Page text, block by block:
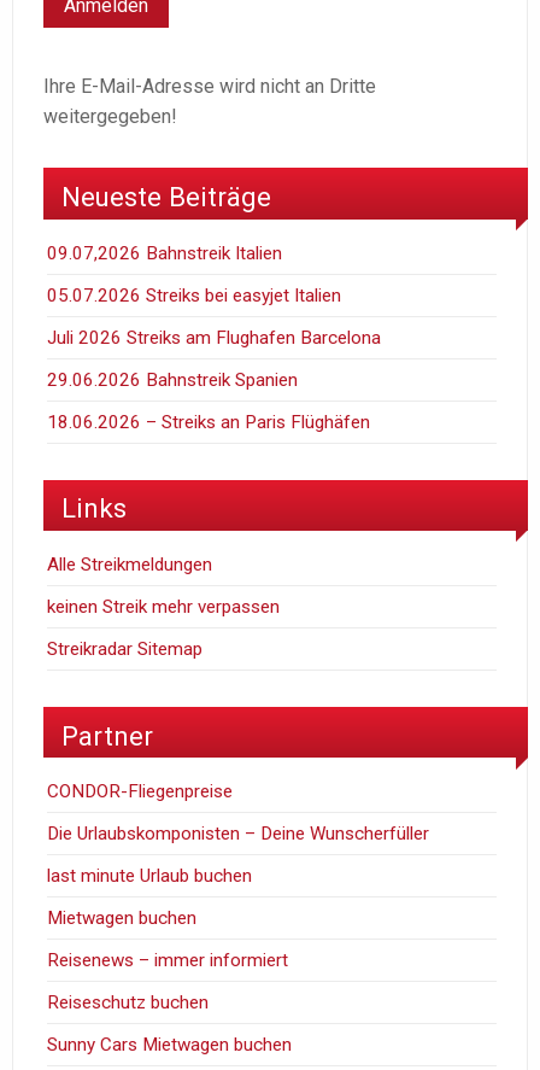
Ihre E-Mail-Adresse wird nicht an Dritte
weitergegeben!
Neueste Beiträge
09.07,2026 Bahnstreik Italien
05.07.2026 Streiks bei easyjet Italien
Juli 2026 Streiks am Flughafen Barcelona
29.06.2026 Bahnstreik Spanien
18.06.2026 – Streiks an Paris Flüghäfen
Links
Alle Streikmeldungen
keinen Streik mehr verpassen
Streikradar Sitemap
Partner
CONDOR-Fliegenpreise
Die Urlaubskomponisten – Deine Wunscherfüller
last minute Urlaub buchen
Mietwagen buchen
Reisenews – immer informiert
Reiseschutz buchen
Sunny Cars Mietwagen buchen